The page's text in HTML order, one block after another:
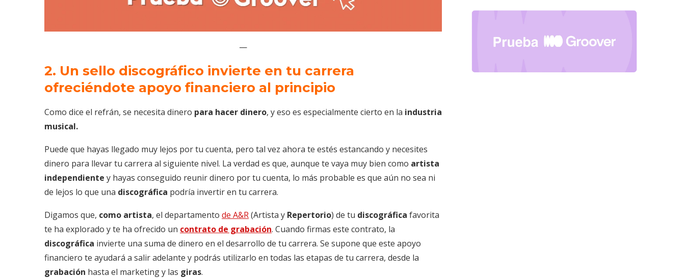
—
2. Un sello discográfico invierte en tu carrera
ofreciéndote apoyo financiero al principio
Como dice el refrán, se necesita dinero para hacer dinero, y eso es especialmente cierto en la industria
musical.
Puede que hayas llegado muy lejos por tu cuenta, pero tal vez ahora te estés estancando y necesites
dinero para llevar tu carrera al siguiente nivel. La verdad es que, aunque te vaya muy bien como artista
independiente y hayas conseguido reunir dinero por tu cuenta, lo más probable es que aún no sea ni
de lejos lo que una discográfica podría invertir en tu carrera.
Digamos que, como artista, el departamento de A&R(Artista y Repertorio) de tu discográfica favorita
te ha explorado y te ha ofrecido un contrato de grabación. Cuando firmas este contrato, la
discográfica invierte una suma de dinero en el desarrollo de tu carrera. Se supone que este apoyo
financiero te ayudará a salir adelante y podrás utilizarlo en todas las etapas de tu carrera, desde la
grabación hasta el marketing y las giras.